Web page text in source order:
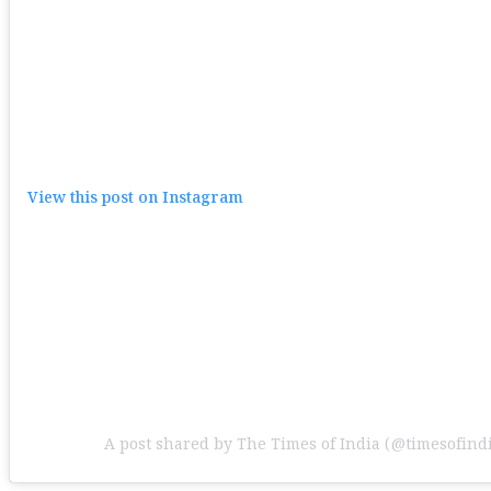
View this post on Instagram
A post shared by The Times of India